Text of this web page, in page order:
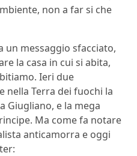
non a far si che
un messaggio sfacciato,
la casa in cui si abita,
Ieri due
nella Terra dei fuochi la
Giugliano, e la mega
Ma come fa notare
anticamorra e oggi